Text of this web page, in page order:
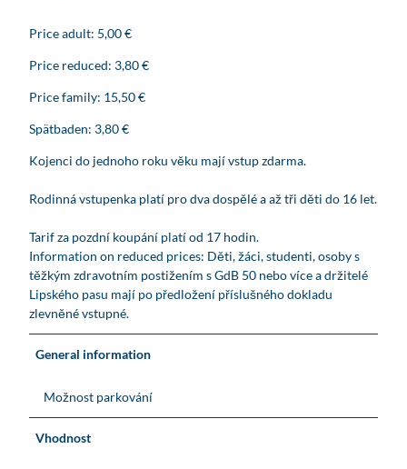
Price adult: 5,00 €
Price reduced: 3,80 €
Price family: 15,50 €
Spätbaden: 3,80 €
Kojenci do jednoho roku věku mají vstup zdarma.
Rodinná vstupenka platí pro dva dospělé a až tři děti do 16 let.
Tarif za pozdní koupání platí od 17 hodin.
Information on reduced prices: Děti, žáci, studenti, osoby s
těžkým zdravotním postižením s GdB 50 nebo více a držitelé
Lipského pasu mají po předložení příslušného dokladu
zlevněné vstupné.
General information
Možnost parkování
Vhodnost